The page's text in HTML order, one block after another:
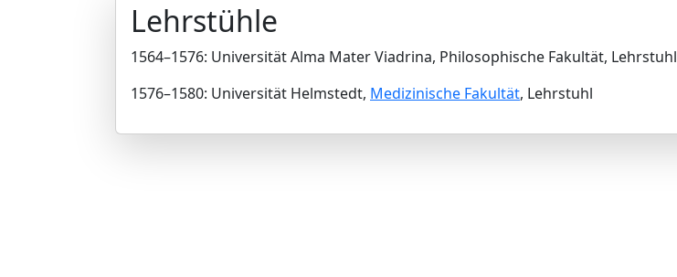
Lehrstühle
1564–1576: Universität Alma Mater Viadrina, Philosophische Fakultät, Lehrstuhl
1576–1580: Universität Helmstedt, Medizinische Fakultät, Lehrstuhl